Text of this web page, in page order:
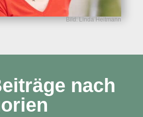
Bild: Linda Heitmann
nach